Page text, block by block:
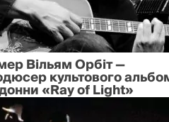
Вільям Орбіт —
культового
«Ray of Light»